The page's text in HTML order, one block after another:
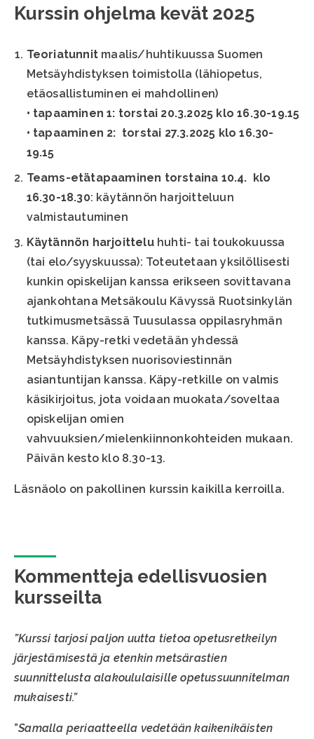
Kurssin ohjelma kevät 2025
Teoriatunnit maalis/huhtikuussa Suomen
Metsäyhdistyksen toimistolla (lähiopetus,
etäosallistuminen ei mahdollinen)
• tapaaminen 1: torstai 20.3.2025 klo 16.30-19.15
• tapaaminen 2: torstai 27.3.2025 klo 16.30-
19.15
Teams-etätapaaminen torstaina 10.4. klo
16.30-18.30: käytännön harjoitteluun
valmistautuminen
Käytännön harjoitteluhuhti- tai toukokuussa
(tai elo/syyskuussa): Toteutetaan yksilöllisesti
kunkin opiskelijan kanssa erikseen sovittavana
ajankohtana Metsäkoulu Kävyssä Ruotsinkylän
tutkimusmetsässä Tuusulassa oppilasryhmän
kanssa. Käpy-retki vedetään yhdessä
Metsäyhdistyksen nuorisoviestinnän
asiantuntijan kanssa. Käpy-retkille on valmis
käsikirjoitus, jota voidaan muokata/soveltaa
opiskelijan omien
vahvuuksien/mielenkiinnonkohteiden mukaan.
Päivän kesto klo 8.30-13.
Läsnäolo on pakollinen kurssin kaikilla kerroilla.
Kommentteja edellisvuosien
kursseilta
”Kurssi tarjosi paljon uutta tietoa opetusretkeilyn
järjestämisestä ja etenkin metsärastien
suunnittelusta alakoululaisille opetussuunnitelman
mukaisesti.”
”Samalla periaatteella vedetään kaikenikäisten